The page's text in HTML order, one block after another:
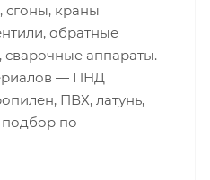
сгоны, краны
обратные
сварочные аппараты.
— ПНД
ПВХ, латунь,
подбор по